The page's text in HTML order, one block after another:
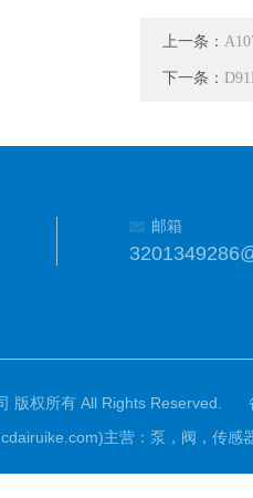
上一条：
下一条：
邮箱
版权所有 All Rights Reserved.
主营：泵，阀，传